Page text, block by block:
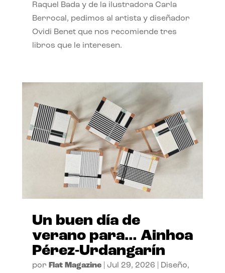
Raquel Bada y de la ilustradora Carla
Berrocal, pedimos al artista y diseñador
Ovidi Benet que nos recomiende tres
libros que le interesen.
Un buen día de
verano para… Ainhoa
Pérez-Urdangarín
por Flat Magazine| Jul 29, 2026 Diseño,